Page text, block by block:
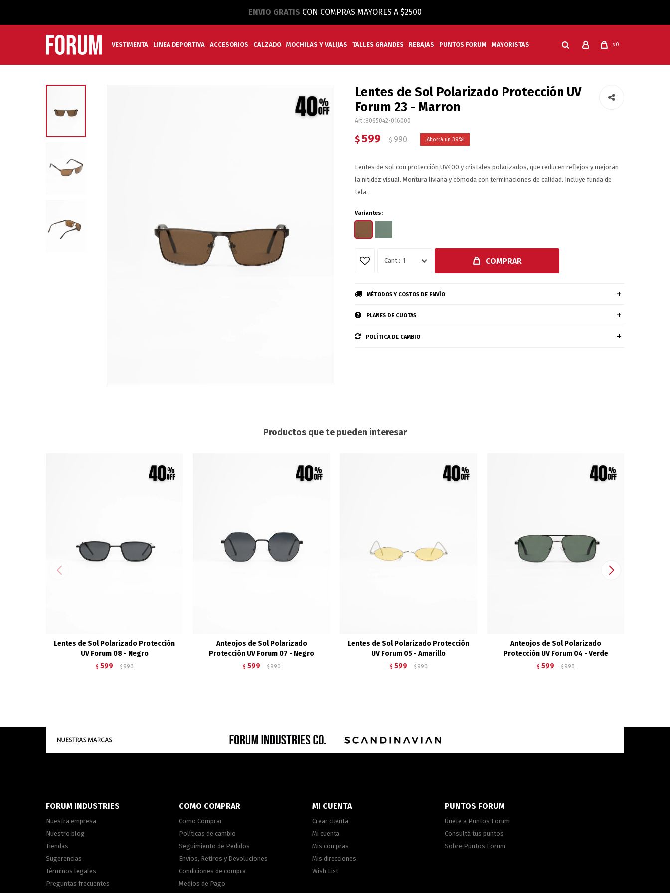
ENVIO GRATIS CON COMPRAS MAYORES A $2500
VESTIMENTA LINEA DEPORTIVA ACCESORIOS CALZADO MOCHILAS Y VALIJAS TALLES GRANDES REBAJAS PUNTOS FORUM MAYORISTAS $ 0
Lentes de Sol Polarizado Protección UV
Forum 23 - Marron
8065042-016000
$599 $ 990 39
Lentes de sol con protección UV400 y cristales polarizados, que reducen reflejos y mejoran
la nitidez visual. Montura liviana y cómoda con terminaciones de calidad. Incluye funda de
tela.
Variantes:
1 COMPRAR
MÉTODOS Y COSTOS DE ENVÍO
PLANES DE CUOTAS
POLÍTICA DE CAMBIO
Productos que te pueden interesar
Lentes de Sol Polarizado Protección
UV Forum 08 - Negro
$ 599 $ 990
Anteojos de Sol Polarizado
Protección UV Forum 07 - Negro
$ 599 $ 990
Lentes de Sol Polarizado Protección
UV Forum 05 - Amarillo
$ 599 $ 990
Anteojos de Sol Polarizado
Protección UV Forum 04 - Verde
$ 599 $ 990
FORUM INDUSTRIES
Nuestra empresa
Nuestro blog
Tiendas
Sugerencias
Términos legales
Preguntas frecuentes
COMO COMPRAR
Como Comprar
Políticas de cambio
Seguimiento de Pedidos
Envíos, Retiros y Devoluciones
Condiciones de compra
Medios de Pago
MI CUENTA
Crear cuenta
Mi cuenta
Mis compras
Mis direcciones
Wish List
PUNTOS FORUM
Únete a Puntos Forum
Consultá tus puntos
Sobre Puntos Forum